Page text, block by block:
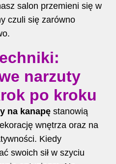
salon przemieni się w
czuli się zarówno
narzuty
po kroku
na kanapę stanowią
wnętrza oraz na
Kiedy
swoich sił w szyciu